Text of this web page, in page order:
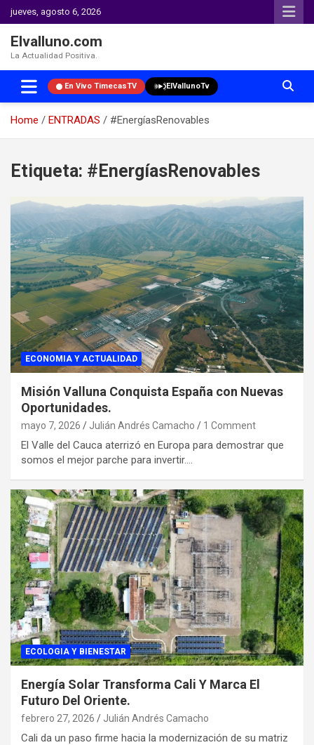
jueves, agosto 6, 2026
Elvalluno.com
La Actualidad Positiva.
En Vivo TimecasTV ElVallunoTv
Home ENTRADAS
#EnergíasRenovables
content
Etiqueta: #EnergíasRenovables
ECONOMIA Y ACTUALIDAD
Misión Valluna Conquista España con Nuevas
Oportunidades.
mayo 7, 2026 Julián Andrés Camacho 1 Comment
El Valle del Cauca aterrizó en Europa para demostrar que
somos el mejor parche para invertir.…
ECOLOGIA Y BIENESTAR
Energía Solar Transforma Cali Y Marca El
Futuro Del Oriente.
febrero 27, 2026 Julián Andrés Camacho
Cali da un paso firme hacia la modernización de su matriz